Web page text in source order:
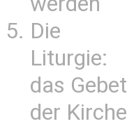
Die
Liturgie:
das Gebet
der Kirche